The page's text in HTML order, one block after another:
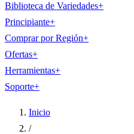
Biblioteca de Variedades+
Principiante+
Comprar por Región+
Ofertas+
Herramientas+
Soporte+
Inicio
/